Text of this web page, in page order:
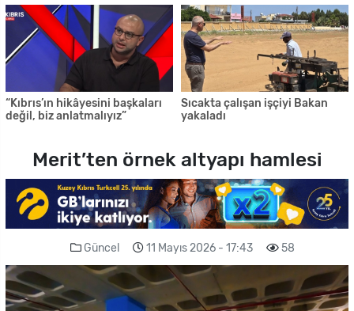
“Kıbrıs’ın hikâyesini başkaları
değil, biz anlatmalıyız”
Sıcakta çalışan işçiyi Bakan
yakaladı
Merit’ten örnek altyapı hamlesi
Güncel 11 Mayıs 2026 - 17:43 58